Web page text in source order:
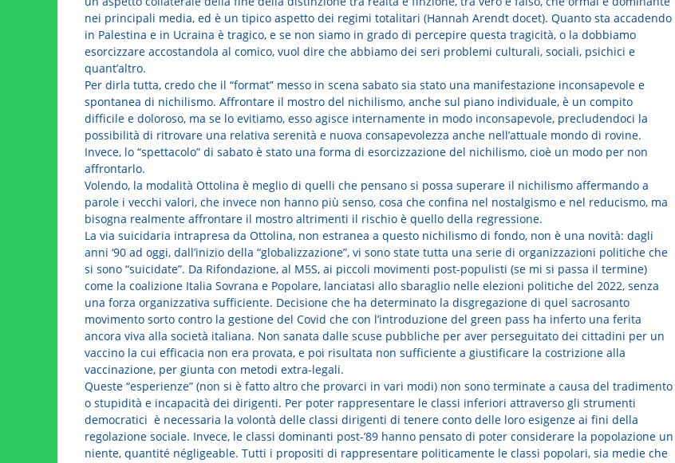
nei principali media, ed è un tipico aspetto dei regimi totalitari (Hannah Arendt docet). Quanto sta accadendo
in Palestina e in Ucraina è tragico, e se non siamo in grado di percepire questa tragicità, o la dobbiamo
esorcizzare accostandola al comico, vuol dire che abbiamo dei seri problemi culturali, sociali, psichici e
quant’altro.
Per dirla tutta, credo che il “format” messo in scena sabato sia stato una manifestazione inconsapevole e
spontanea di nichilismo. Affrontare il mostro del nichilismo, anche sul piano individuale, è un compito
difficile e doloroso, ma se lo evitiamo, esso agisce internamente in modo inconsapevole, precludendoci la
possibilità di ritrovare una relativa serenità e nuova consapevolezza anche nell’attuale mondo di rovine.
Invece, lo “spettacolo” di sabato è stato una forma di esorcizzazione del nichilismo, cioè un modo per non
affrontarlo.
Volendo, la modalità Ottolina è meglio di quelli che pensano si possa superare il nichilismo affermando a
parole i vecchi valori, che invece non hanno più senso, cosa che confina nel nostalgismo e nel reducismo, ma
bisogna realmente affrontare il mostro altrimenti il rischio è quello della regressione.
La via suicidaria intrapresa da Ottolina, non estranea a questo nichilismo di fondo, non è una novità: dagli
anni ‘90 ad oggi, dall’inizio della “globalizzazione”, vi sono state tutta una serie di organizzazioni politiche che
si sono “suicidate”. Da Rifondazione, al M5S, ai piccoli movimenti post-populisti (se mi si passa il termine)
come la coalizione Italia Sovrana e Popolare, lanciatasi allo sbaraglio nelle elezioni politiche del 2022, senza
una forza organizzativa sufficiente. Decisione che ha determinato la disgregazione di quel sacrosanto
movimento sorto contro la gestione del Covid che con l’introduzione del green pass ha inferto una ferita
ancora viva alla società italiana. Non sanata dalle scuse pubbliche per aver perseguitato dei cittadini per un
vaccino la cui efficacia non era provata, e poi risultata non sufficiente a giustificare la costrizione alla
vaccinazione, per giunta con metodi extra-legali.
Queste “esperienze” (non si è fatto altro che provarci in vari modi) non sono terminate a causa del tradimento
o stupidità e incapacità dei dirigenti. Per poter rappresentare le classi inferiori attraverso gli strumenti
democratici è necessaria la volontà delle classi dirigenti di tenere conto delle loro esigenze ai fini della
regolazione sociale. Invece, le classi dominanti post-’89 hanno pensato di poter considerare la popolazione un
niente, quantité négligeable. Tutti i propositi di rappresentare politicamente le classi popolari, sia medie che